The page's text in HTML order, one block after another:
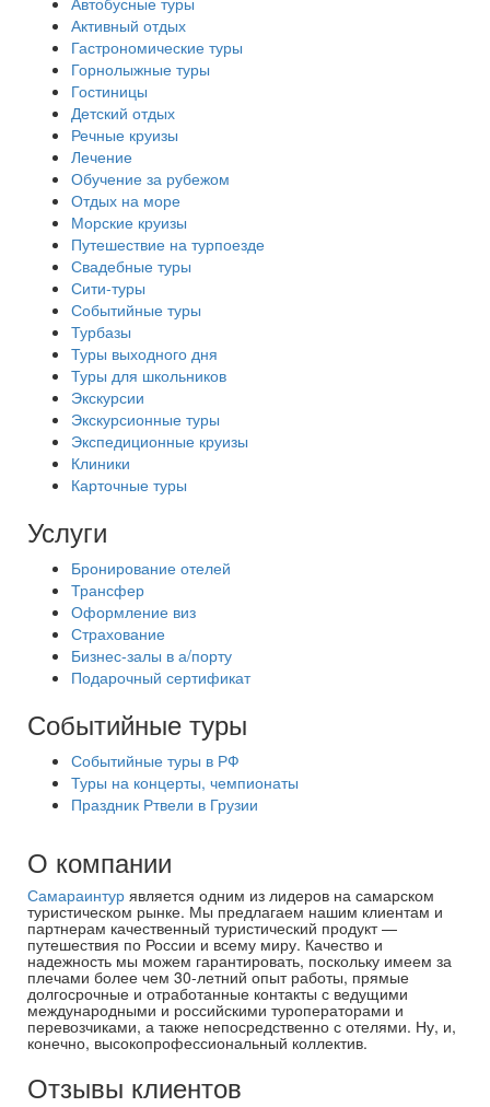
Активный отдых
Гастрономические туры
Горнолыжные туры
Гостиницы
Детский отдых
Речные круизы
Лечение
Обучение за рубежом
Отдых на море
Морские круизы
Путешествие на турпоезде
Свадебные туры
Сити-туры
Событийные туры
Турбазы
Туры выходного дня
Туры для школьников
Экскурсии
Экскурсионные туры
Экспедиционные круизы
Клиники
Карточные туры
Услуги
Бронирование отелей
Трансфер
Оформление виз
Страхование
Бизнес-залы в а/порту
Подарочный сертификат
Событийные туры
Событийные туры в РФ
Туры на концерты, чемпионаты
Праздник Ртвели в Грузии
О компании
Самараинтур является одним из лидеров на самарском
туристическом рынке. Мы предлагаем нашим клиентам и
партнерам качественный туристический продукт —
путешествия по России и всему миру. Качество и
надежность мы можем гарантировать, поскольку имеем за
плечами более чем 30-летний опыт работы, прямые
долгосрочные и отработанные контакты с ведущими
международными и российскими туроператорами и
перевозчиками, а также непосредственно с отелями. Ну, и,
конечно, высокопрофессиональный коллектив.
Отзывы клиентов